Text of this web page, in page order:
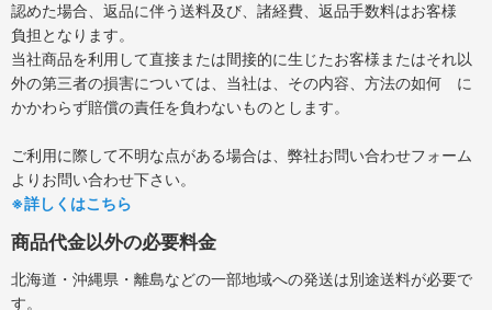
認めた場合、返品に伴う送料及び、諸経費、返品手数料はお客様
負担となります。
当社商品を利用して直接または間接的に生じたお客様またはそれ以
外の第三者の損害については、当社は、その内容、方法の如何 に
かかわらず賠償の責任を負わないものとします。
ご利用に際して不明な点がある場合は、弊社お問い合わせフォーム
よりお問い合わせ下さい。
※詳しくはこちら
商品代金以外の必要料金
北海道・沖縄県・離島などの一部地域への発送は別途送料が必要で
す。